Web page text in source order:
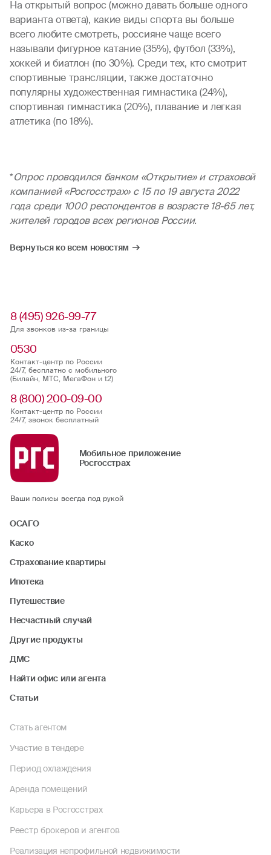
На открытый вопрос (можно давать больше одного
варианта ответа), какие виды спорта вы больше
всего любите смотреть, россияне чаще всего
называли фигурное катание (35%), футбол (33%),
хоккей и биатлон (по 30%). Среди тех, кто смотрит
спортивные трансляции, также достаточно
популярны художественная гимнастика (24%),
спортивная гимнастика (20%), плавание и легкая
атлетика (по 18%).
*Опрос проводился банком «Открытие» и страховой
компанией «Росгосстрах» с 15 по 19 августа 2022
года среди 1000 респондентов в возрасте 18-65 лет,
жителей городов всех регионов России.
Вернуться ко всем новостям
8 (495) 926-99-77
Для звонков из-за границы
0530
Контакт-центр по России
24/7, бесплатно с мобильного
(Билайн, МТС, МегаФон и t2)
8 (800) 200-09-00
Контакт-центр по России
24/7, звонок бесплатный
Мобильное приложение
Росгосстрах
Ваши полисы всегда под рукой
ОСАГО
Каско
Страхование квартиры
Ипотека
Путешествие
Несчастный случай
Другие продукты
ДМС
Найти офис или агента
Статьи
Стать агентом
Участие в тендере
Период охлаждения
Аренда помещений
Карьера в Росгосстрах
Реестр брокеров и агентов
Реализация непрофильной недвижимости